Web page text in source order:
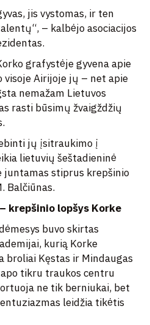
jis vystomas, ir ten
– kalbėjo asociacijos
grafystėje gyvena apie
Airijoje jų – net apie
nemažam Lietuvos
rasti būsimų žvaigždžių
jų įsitraukimo į
lietuvių šeštadieninė
juntamas stiprus krepšinio
Balčiūnas.
krepšinio lopšys Korke
buvo skirtas
kurią Korke
broliai Kęstas ir Mindaugas
tikru traukos centru
ne tik berniukai, bet
leidžia tikėtis